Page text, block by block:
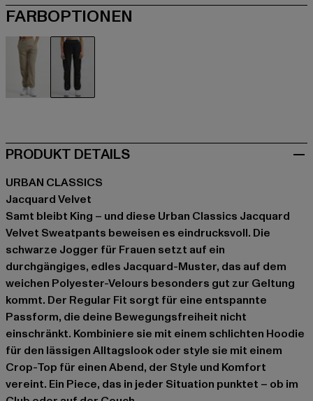
FARBOPTIONEN
PRODUKT DETAILS
URBAN CLASSICS
Jacquard Velvet
Samt bleibt King – und diese Urban Classics Jacquard
Velvet Sweatpants beweisen es eindrucksvoll. Die
schwarze Jogger für Frauen setzt auf ein
durchgängiges, edles Jacquard-Muster, das auf dem
weichen Polyester-Velours besonders gut zur Geltung
kommt. Der Regular Fit sorgt für eine entspannte
Passform, die deine Bewegungsfreiheit nicht
einschränkt. Kombiniere sie mit einem schlichten Hoodie
für den lässigen Alltagslook oder style sie mit einem
Crop-Top für einen Abend, der Style und Komfort
vereint. Ein Piece, das in jeder Situation punktet – ob im